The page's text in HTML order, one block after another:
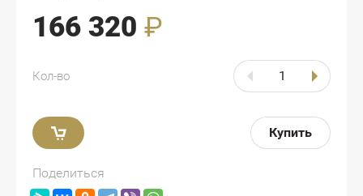
166 320 ₽
Кол-во
Купить
Поделиться